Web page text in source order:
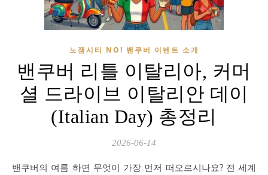
노잼시티 NO! 밴쿠버 이벤트 소개
밴쿠버 리틀 이탈리아, 커머
셜 드라이브 이탈리안 데이
(Italian Day) 총정리
2026-06-14
밴쿠버의 여름 하면 무엇이 가장 먼저 떠오르시나요? 전 세계